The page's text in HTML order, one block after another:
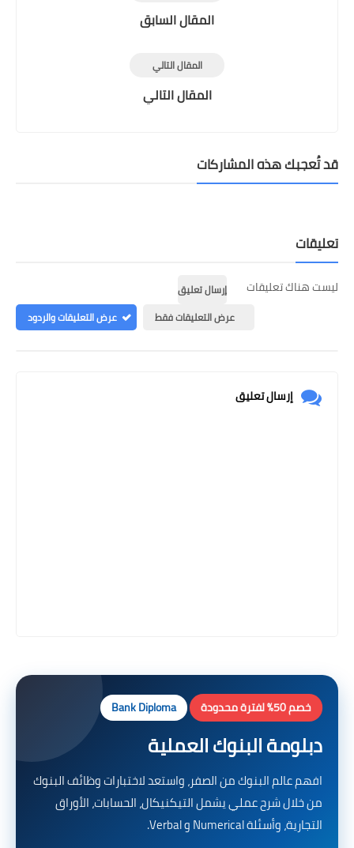
المقال السابق
المقال التالي
المقال التالي
قد تُعجبك هذه المشاركات
تعليقات
ليست هناك تعليقات
إرسال تعليق
عرض التعليقات فقط
عرض التعليقات والردود
إرسال تعليق
خصم 50% لفترة محدودة Bank Diploma
دبلومة البنوك العملية
افهم عالم البنوك من الصفر، واستعد لاختبارات وظائف البنوك
من خلال شرح عملي يشمل التيكنيكال، الحسابات، الأوراق
التجارية، وأسئلة Numerical و Verbal.